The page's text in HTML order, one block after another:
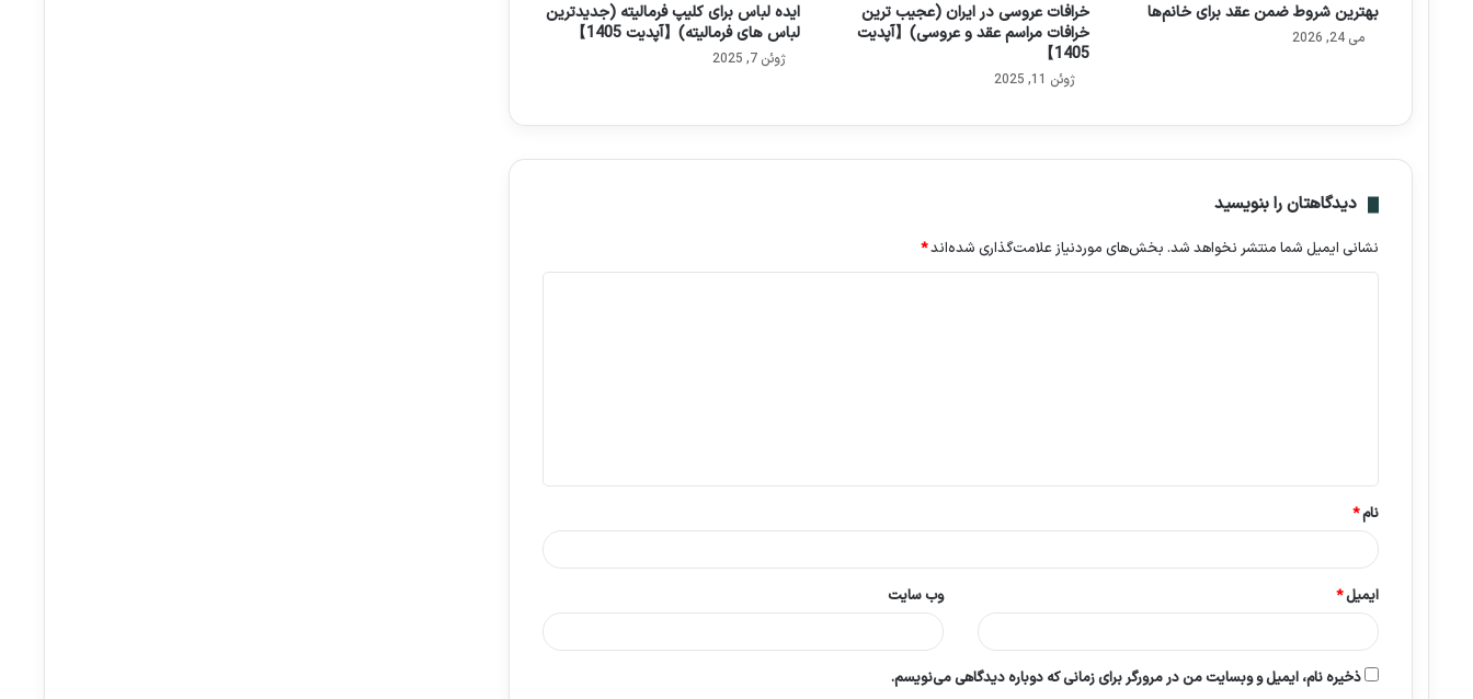
بهترین شروط ضمن عقد برای خانم‌ها
می 24, 2026
خرافات عروسی در ایران (عجیب ترین
خرافات مراسم عقد و عروسی)【آپدیت
1405】
ژوئن 11, 2025
ایده لباس برای کلیپ فرمالیته (جدیدترین
لباس های فرمالیته)【آپدیت 1405】
ژوئن 7, 2025
دیدگاهتان را بنویسید
نشانی ایمیل شما منتشر نخواهد شد. بخش‌های موردنیاز علامت‌گذاری شده‌اند*
*
نام*
ایمیل* وب‌ سایت
ذخیره نام، ایمیل و وبسایت من در مرورگر برای زمانی که دوباره دیدگاهی می‌نویسم.